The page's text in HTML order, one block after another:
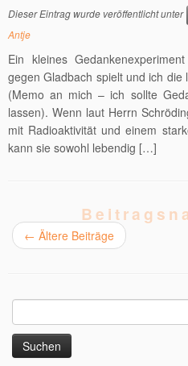
Dieser Eintrag wurde veröffentlicht unter
Antje
Ein kleines
gegen Gladbach spielt und ich
(Memo an mich – ich sollte
lassen). Wenn laut Herrn
mit Radioaktivität und einem
kann sie sowohl lebendig […]
← Ältere Beiträge
nach: